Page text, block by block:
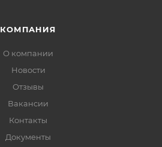
КОМПАНИЯ
О компании
Новости
Отзывы
Вакансии
Контакты
Документы